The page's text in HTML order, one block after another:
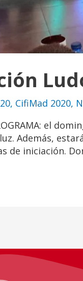
, CifiMad 2020,
el
Además,
de iniciación.